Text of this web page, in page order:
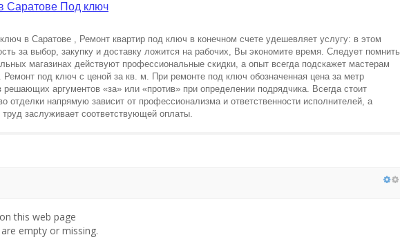
Саратове Под ключ
в Саратове , Ремонт квартир под ключ в конечном счете удешевляет услугу: в этом
за выбор, закупку и доставку ложится на рабочих, Вы экономите время. Следует помнить
магазинах действуют профессиональные скидки, а опыт всегда подскажет мастерам
под ключ с ценой за кв. м. При ремонте под ключ обозначенная цена за метр
решающих аргументов «за» или «против» при определении подрядчика. Всегда стоит
отделки напрямую зависит от профессионализма и ответственности исполнителей, а
заслуживает соответствующей оплаты.
this web page
empty or missing.